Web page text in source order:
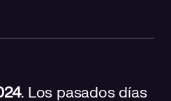
. Los pasados días